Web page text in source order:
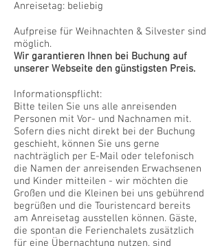
Anreisetag: beliebig
Aufpreise für Weihnachten & Silvester sind
möglich.​
Wir garantieren Ihnen bei Buchung auf
unserer Webseite den günstigsten Preis.
Informationspflicht:
Bitte teilen Sie uns alle anreisenden
Personen mit Vor- und Nachnamen mit.
Sofern dies nicht direkt bei der Buchung
geschieht, können Sie uns gerne
nachträglich per E-Mail oder telefonisch
die Namen der anreisenden Erwachsenen
und Kinder mitteilen - wir möchten die
Großen und die Kleinen bei uns gebührend
begrüßen und die Touristencard bereits
am Anreisetag ausstellen können. Gäste,
die spontan die Ferienchalets zusätzlich
für eine Übernachtung nutzen, sind